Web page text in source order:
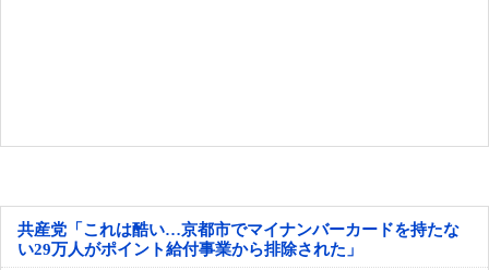
共産党「これは酷い…京都市でマイナンバーカードを持たな
い29万人がポイント給付事業から排除された」